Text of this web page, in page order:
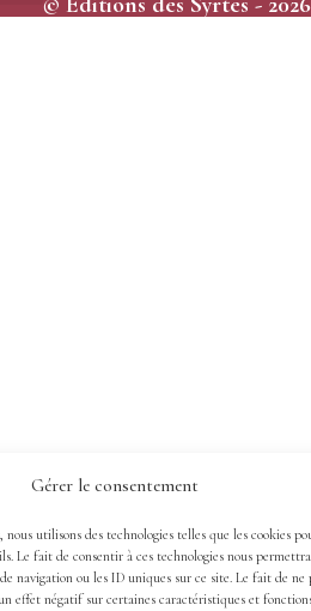
Gérer le consentement
utilisons des technologies telles que les cookies
Le fait de consentir à ces technologies nous
navigation ou les ID uniques sur ce site. Le fait de ne
effet négatif sur certaines caractéristiques et